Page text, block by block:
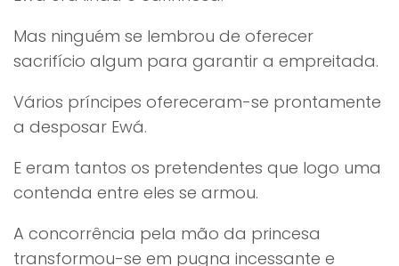
Mas ninguém se lembrou de oferecer
sacrifício algum para garantir a empreitada.
Vários príncipes ofereceram-se prontamente
a desposar Ewá.
E eram tantos os pretendentes que logo uma
contenda entre eles se armou.
A concorrência pela mão da princesa
transformou-se em pugna incessante e